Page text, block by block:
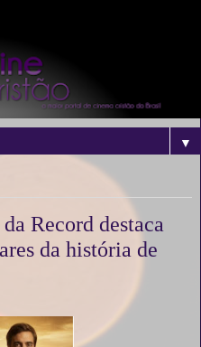
▼
Record destaca
da história de